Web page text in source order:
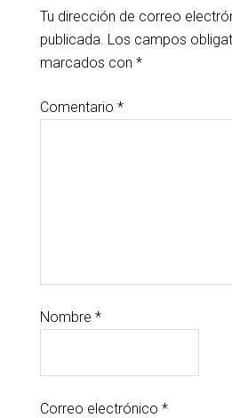
Tu dirección de correo
publicada. Los campos
marcados con *
Comentario *
Nombre *
Correo electrónico *